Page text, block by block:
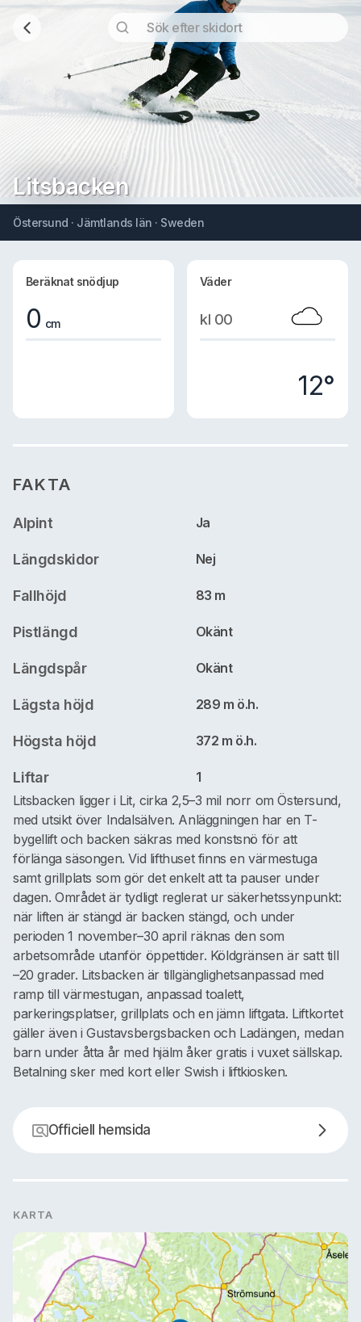
Litsbacken
Östersund · Jämtlands län · Sweden
Beräknat snödjup
0 cm
Väder
kl 00
12°
FAKTA
Alpint Ja
Längdskidor Nej
Fallhöjd 83 m
Pistlängd Okänt
Längdspår Okänt
Lägsta höjd 289 m ö.h.
Högsta höjd 372 m ö.h.
Liftar
1
Litsbacken ligger i Lit, cirka 2,5–3 mil norr om Östersund,
med utsikt över Indalsälven. Anläggningen har en T-
bygellift och backen säkras med konstsnö för att
förlänga säsongen. Vid lifthuset finns en värmestuga
samt grillplats som gör det enkelt att ta pauser under
dagen. Området är tydligt reglerat ur säkerhetssynpunkt:
när liften är stängd är backen stängd, och under
perioden 1 november–30 april räknas den som
arbetsområde utanför öppettider. Köldgränsen är satt till
–20 grader. Litsbacken är tillgänglighetsanpassad med
ramp till värmestugan, anpassad toalett,
parkeringsplatser, grillplats och en jämn liftgata. Liftkortet
gäller även i Gustavsbergsbacken och Ladängen, medan
barn under åtta år med hjälm åker gratis i vuxet sällskap.
Betalning sker med kort eller Swish i liftkiosken.
Officiell hemsida
KARTA